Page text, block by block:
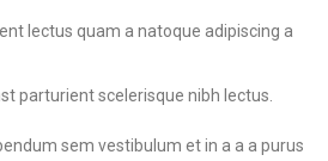
lectus quam a natoque adipiscing a
parturient scelerisque nibh lectus.
sem vestibulum et in a a a purus